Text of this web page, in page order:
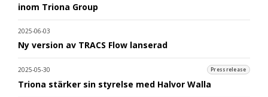
inom Triona Group
2025-06-03
Ny version av TRACS Flow lanserad
2025-05-30 Pressrelease
Triona stärker sin styrelse med Halvor Walla